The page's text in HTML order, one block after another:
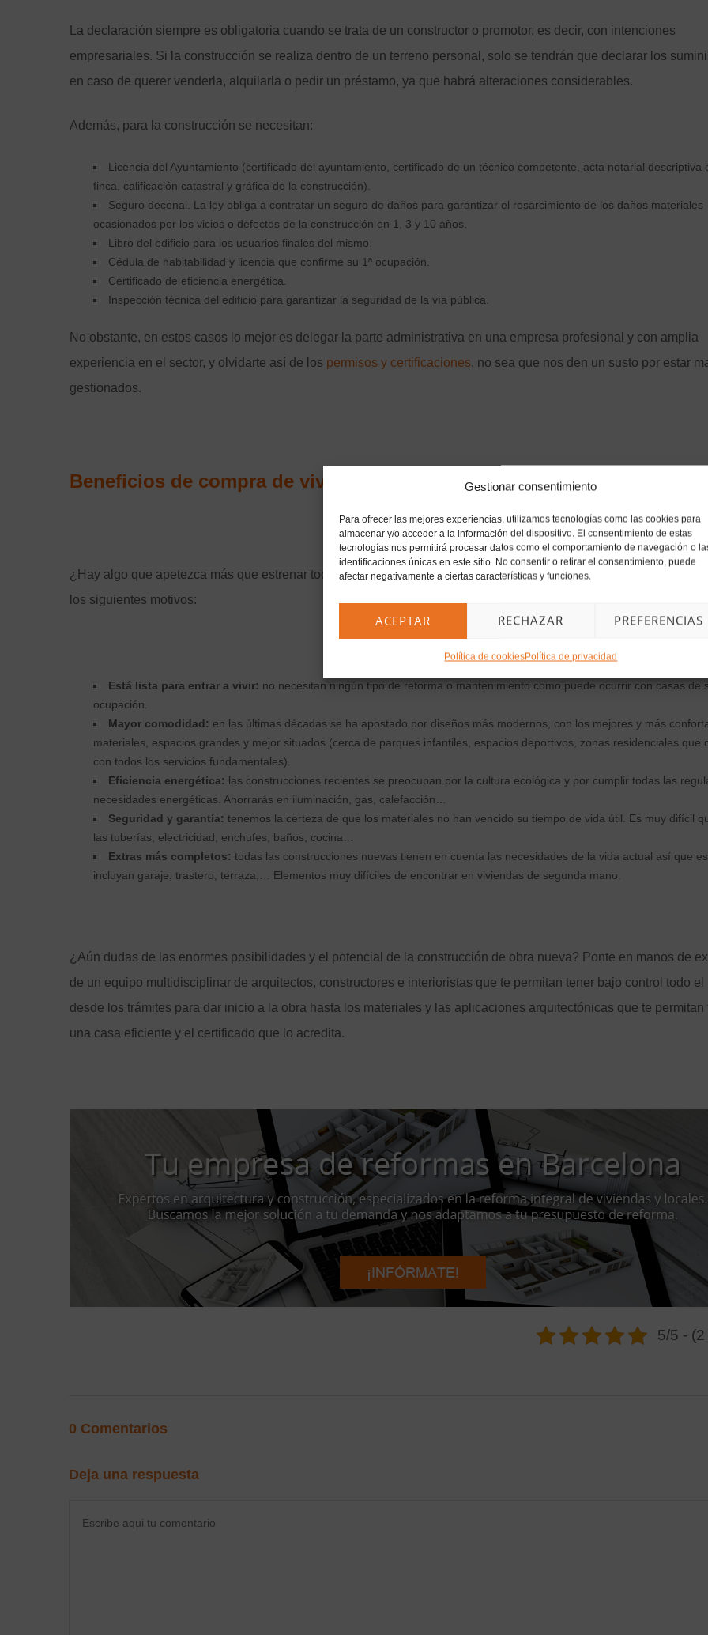
Gestionar consentimiento
Para ofrecer las mejores experiencias, utilizamos tecnologías como las cookies para
almacenar y/o acceder a la información del dispositivo. El consentimiento de estas
tecnologías nos permitirá procesar datos como el comportamiento de navegación o
identificaciones únicas en este sitio. No consentir o retirar el consentimiento, puede
afectar negativamente a ciertas características y funciones.
ACEPTAR RECHAZAR PREFERENCIAS
Política de cookiesPolítica de privacidad
La declaración siempre es obligatoria cuando se trata de un constructor o promotor, es decir, con intenciones
empresariales. Si la construcción se realiza dentro de un terreno personal, solo se tendrán que declarar los
en caso de querer venderla, alquilarla o pedir un préstamo, ya que habrá alteraciones considerables.
Además, para la construcción se necesitan:
Licencia del Ayuntamiento (certificado del ayuntamiento, certificado de un técnico competente, acta notarial descriptiva
finca, calificación catastral y gráfica de la construcción).
Seguro decenal. La ley obliga a contratar un seguro de daños para garantizar el resarcimiento de los daños materiales
ocasionados por los vicios o defectos de la construcción en 1, 3 y 10 años.
Libro del edificio para los usuarios finales del mismo.
Cédula de habitabilidad y licencia que confirme su 1ª ocupación.
Certificado de eficiencia energética.
Inspección técnica del edificio para garantizar la seguridad de la vía pública.
No obstante, en estos casos lo mejor es delegar la parte administrativa en una empresa profesional y con amplia
experiencia en el sector, y olvidarte así de los permisos y certificaciones, no sea que nos den un susto por estar
gestionados.
Beneficios de compra de viviendas y construcción de obra nueva
¿Hay algo que apetezca más que estrenar todo en la casa de nuestros sueños? Una obra nueva es muy
los siguientes motivos:
Está lista para entrar a vivir: no necesitan ningún tipo de reforma o mantenimiento como puede ocurrir con casas de
ocupación.
Mayor comodidad: en las últimas décadas se ha apostado por diseños más modernos, con los mejores y más
materiales, espacios grandes y mejor situados (cerca de parques infantiles, espacios deportivos, zonas residenciales que
con todos los servicios fundamentales).
Eficiencia energética: las construcciones recientes se preocupan por la cultura ecológica y por cumplir todas las
necesidades energéticas. Ahorrarás en iluminación, gas, calefacción…
Seguridad y garantía: tenemos la certeza de que los materiales no han vencido su tiempo de vida útil. Es muy difícil
las tuberías, electricidad, enchufes, baños, cocina…
Extras más completos: todas las construcciones nuevas tienen en cuenta las necesidades de la vida actual así que
incluyan garaje, trastero, terraza,… Elementos muy difíciles de encontrar en viviendas de segunda mano.
¿Aún dudas de las enormes posibilidades y el potencial de la construcción de obra nueva? Ponte en manos de
de un equipo multidisciplinar de arquitectos, constructores e interioristas que te permitan tener bajo control todo el
desde los trámites para dar inicio a la obra hasta los materiales y las aplicaciones arquitectónicas que te permitan
una casa eficiente y el certificado que lo acredita.
5/5 -
0 Comentarios
Deja una respuesta